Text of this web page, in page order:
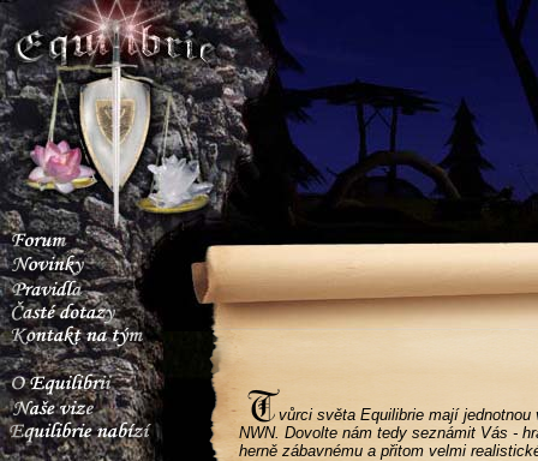
vůrci světa Equilibrie mají jednotnou
NWN. Dovolte nám tedy seznámit Vás -
herně zábavnému a přitom velmi